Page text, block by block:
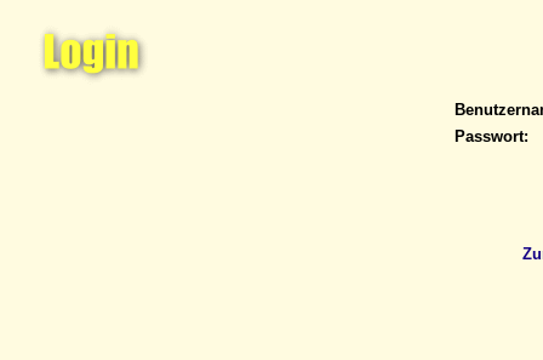
Passwort: